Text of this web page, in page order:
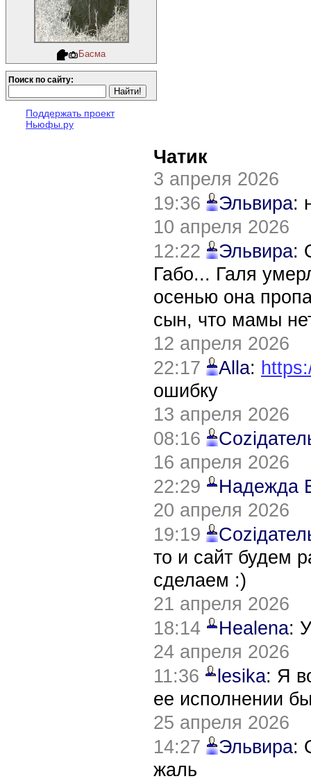
Басма
Поиск по сайту:
Поддержать проект
Ньюфы.ру
Чатик
3 апреля 2026
19:36
Эльвира:
10 апреля 2026
12:22
Эльвира:
Габо... Галя
осенью она
сын, что мамы
12 апреля 2026
22:17
Alla:
ошибку
13 апреля 2026
08:16
16 апреля 2026
22:29
Надежда
20 апреля 2026
19:19
то и сайт будем
сделаем :)
21 апреля 2026
18:14
Healena:
24 апреля 2026
11:36
lesika: Я
ее исполнении
25 апреля 2026
14:27
Эльвира:
жаль